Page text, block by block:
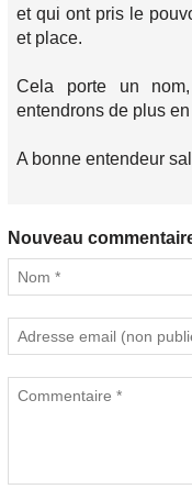
et qui ont pris le
et place.
Cela porte un
entendrons de plus
A bonne entendeur
Nouveau